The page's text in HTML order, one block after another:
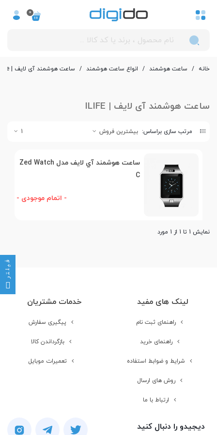
0
خانه / ساعت هوشمند / انواع ساعت هوشمند / ساعت هوشمند آی لایف | iLife
ساعت هوشمند آی لایف | ILIFE
مرتب سازی براساس: بیشترین فروش 1
ساعت هوشمند آي لايف مدل Zed Watch
C
- اتمام موجودی -
نمایش 1 تا 1 از 1 مورد
لینک های مفید
راهنمای ثبت نام
راهنمای خرید
شرایط و ضوابط استفاده
روش های ارسال
ارتباط با ما
خدمات مشتریان
پیگیری سفارش
بازگرداندن کالا
تعمیرات موبایل
دیجیدو را دنبال کنید
فیلتر